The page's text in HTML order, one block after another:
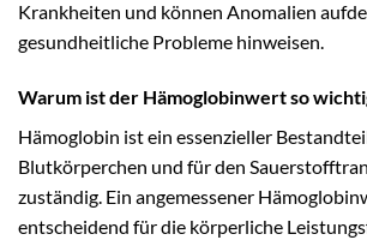
Krankheiten und können Anomalien
gesundheitliche Probleme hinweisen.
Warum ist der Hämoglobinwert so
Hämoglobin ist ein essenzieller
Blutkörperchen und für den
zuständig. Ein angemessener
entscheidend für die körperliche